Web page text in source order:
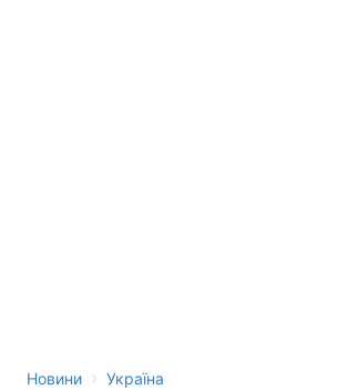
Новини › Україна